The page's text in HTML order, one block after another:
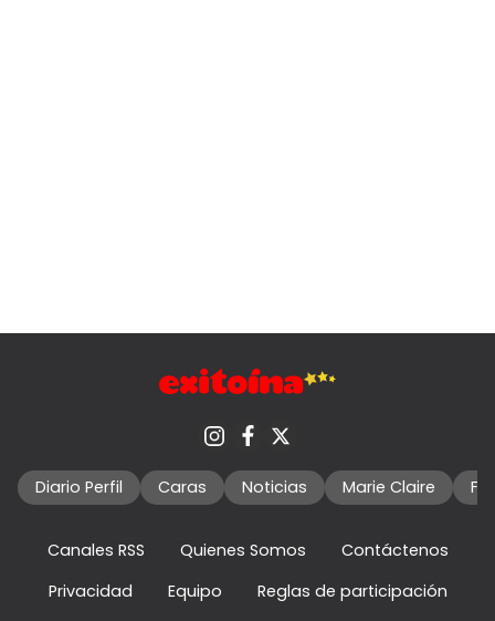
Diario Perfil Caras Noticias Marie Claire
Canales RSS Quienes Somos
Contáctenos
Privacidad
Equipo
Reglas de participación